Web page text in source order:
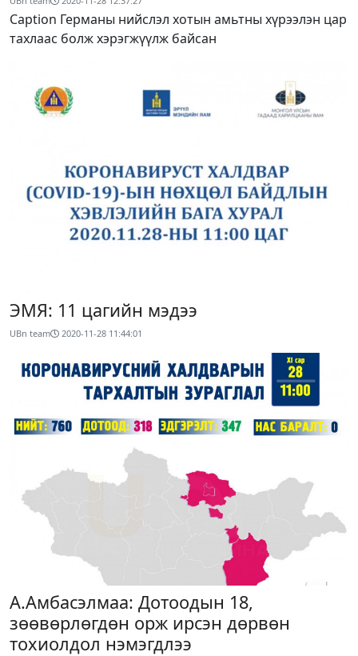
Caption Германы нийслэл хотын амьтны хүрээлэн цар
тахлаас болж хэрэгжүүлж байсан
ЭМЯ: 11 цагийн мэдээ
UBn team 2020-11-28 11:44:01
А.Амбасэлмаа: Дотоодын 18,
зөөвөрлөгдөн орж ирсэн дөрвөн
тохиолдол нэмэгдлээ